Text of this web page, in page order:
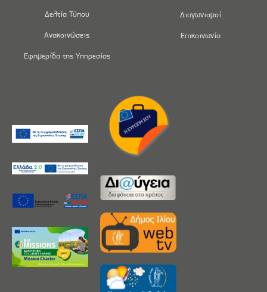
Δελτία Τύπου
Ανακοινώσεις
Εφημερίδα της Υπηρεσίας
Διαγωνισμοί
Επικοινωνία